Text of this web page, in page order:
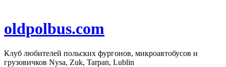
oldpolbus.com
Клуб любителей польских фургонов, микроавтобусов и
грузовичков Nysa, Zuk, Tarpan, Lublin